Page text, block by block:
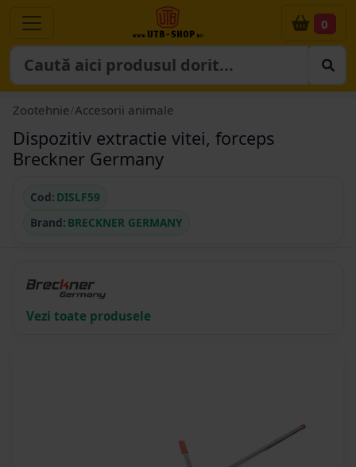
0
Zootehnie Accesorii animale
Dispozitiv extractie vitei, forceps
Breckner Germany
Cod: DISLF59
Brand: BRECKNER GERMANY
Vezi toate produsele